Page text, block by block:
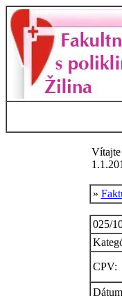
Vítajte
»
025/
CPV: